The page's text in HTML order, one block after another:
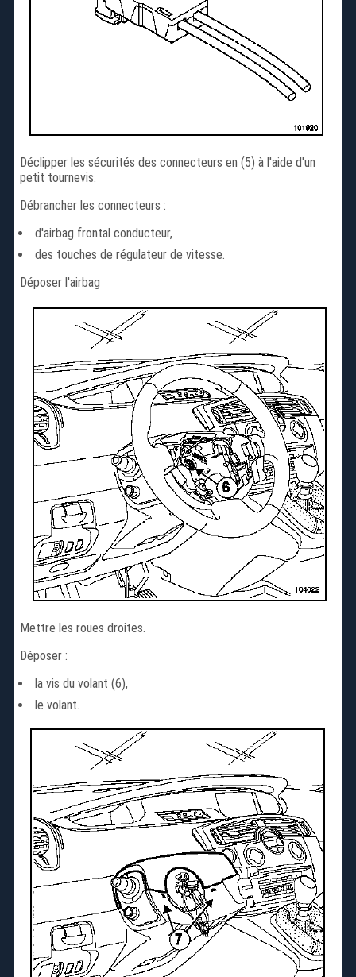
Déclipper les sécurités des connecteurs en (5) à l'aide d'un
petit tournevis.
Débrancher les connecteurs :
d'airbag frontal conducteur,
des touches de régulateur de vitesse.
Déposer l'airbag
Mettre les roues droites.
Déposer :
la vis du volant (6),
le volant.